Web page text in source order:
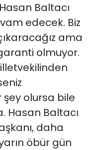
Baltacı
edecek. Biz
ama
olmuyor.
şey olursa bile
Hasan Baltacı
daha
öbür gün